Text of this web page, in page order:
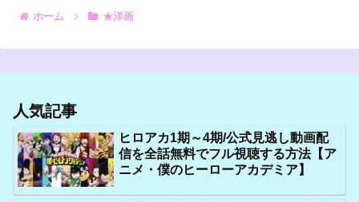
ホーム ★洋画
人気記事
ヒロアカ1期～4期/公式見逃し動画配
信を全話無料でフル視聴する方法【ア
ニメ・僕のヒーローアカデミア】